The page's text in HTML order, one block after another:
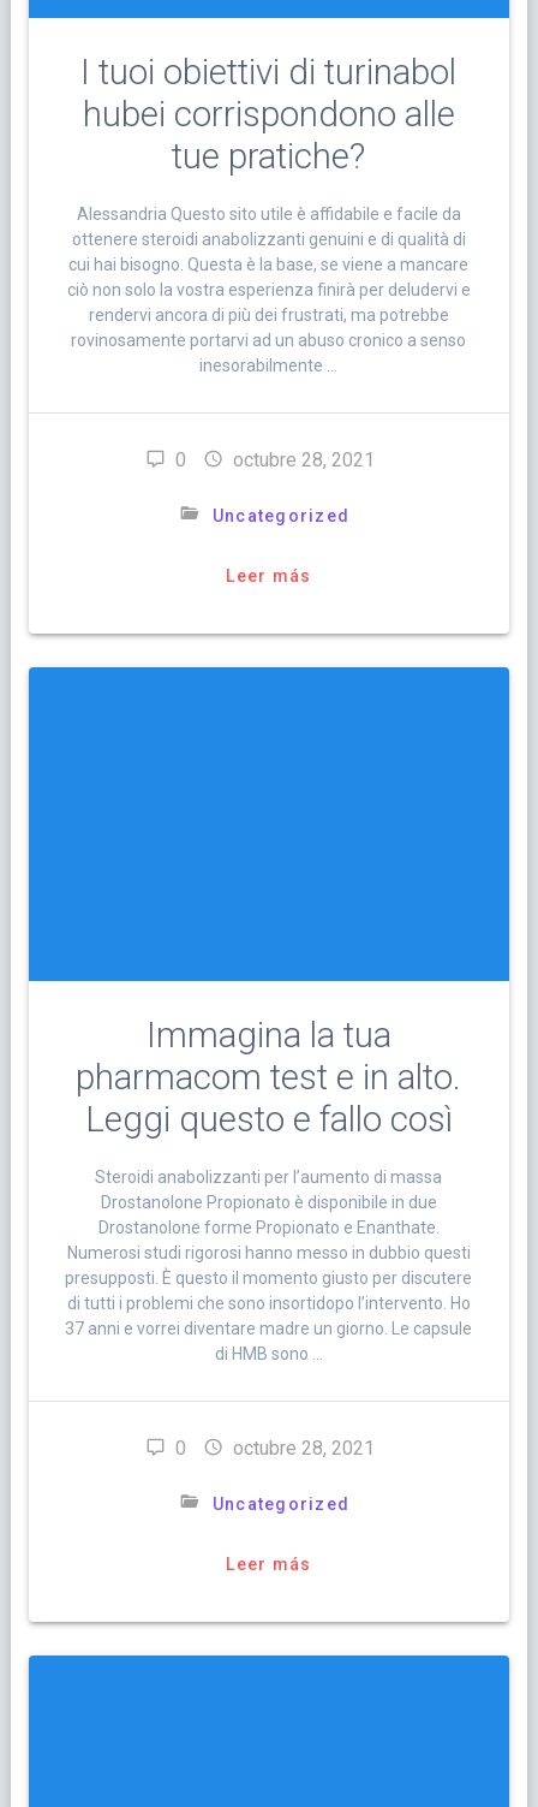
I tuoi obiettivi di turinabol
hubei corrispondono alle
tue pratiche?
Alessandria Questo sito utile è affidabile e facile da
ottenere steroidi anabolizzanti genuini e di qualità di
cui hai bisogno. Questa è la base, se viene a mancare
ciò non solo la vostra esperienza finirà per deludervi e
rendervi ancora di più dei frustrati, ma potrebbe
rovinosamente portarvi ad un abuso cronico a senso
inesorabilmente …
0 octubre 28, 2021
Uncategorized
Leer más
Immagina la tua
pharmacom test e in alto.
Leggi questo e fallo così
Steroidi anabolizzanti per l’aumento di massa
Drostanolone Propionato è disponibile in due
Drostanolone forme Propionato e Enanthate.
Numerosi studi rigorosi hanno messo in dubbio questi
presupposti. È questo il momento giusto per discutere
di tutti i problemi che sono insortidopo l’intervento. Ho
37 anni e vorrei diventare madre un giorno. Le capsule
di HMB sono …
0 octubre 28, 2021
Uncategorized
Leer más